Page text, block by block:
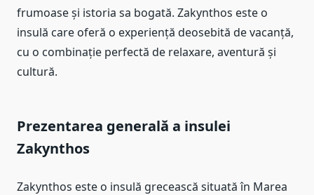
frumoase și istoria sa bogată. Zakynthos este o
insulă care oferă o experiență deosebită de vacanță,
cu o combinație perfectă de relaxare, aventură și
cultură.
Prezentarea generală a insulei
Zakynthos
Zakynthos este o insulă grecească situată în Marea